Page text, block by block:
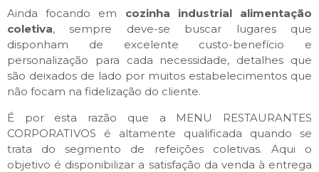
Ainda focando em cozinha industrial alimentação
coletiva, sempre deve-se buscar lugares que
disponham de excelente custo-benefício e
personalização para cada necessidade, detalhes que
são deixados de lado por muitos estabelecimentos que
não focam na fidelização do cliente.
É por esta razão que a MENU RESTAURANTES
CORPORATIVOS é altamente qualificada quando se
trata do segmento de refeições coletivas. Aqui o
objetivo é disponibilizar a satisfação da venda à entrega